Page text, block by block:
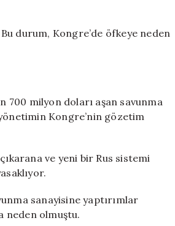
durum, Kongre’de öfkeye neden
700 milyon doları aşan savunma
Kongre’nin gözetim
ve yeni bir Rus sistemi
sanayisine yaptırımlar
neden olmuştu.